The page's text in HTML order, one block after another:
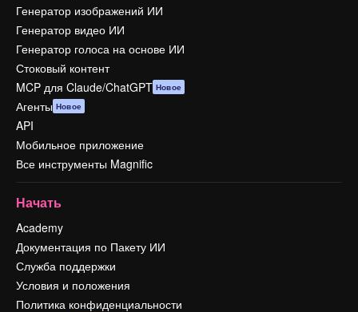
Генератор изображений ИИ
Генератор видео ИИ
Генератор голоса на основе ИИ
Стоковый контент
MCP для Claude/ChatGPT Новое
Агенты Новое
API
Мобильное приложение
Все инструменты Magnific
Начать
Academy
Документация по Пакету ИИ
Служба поддержки
Условия и положения
Политика конфиденциальности